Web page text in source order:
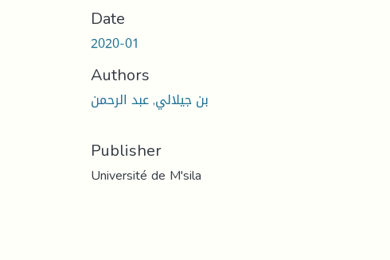
Date
2020-01
Authors
بن جيلالي, عبد الرحمن
Publisher
Université de M'sila